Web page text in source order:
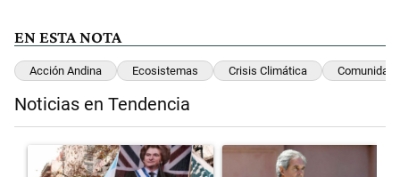
EN ESTA NOTA
Acción Andina Ecosistemas Crisis Climática
Noticias en Tendencia
Un artículo de tendencia con el título "El Gobierno perdió la
Un artículo de tendencia con el